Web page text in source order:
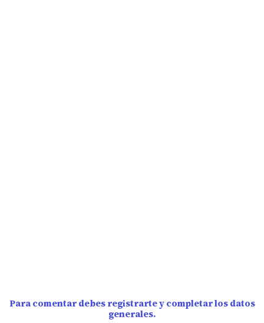
Para comentar debes registrarte y completar los datos
generales.